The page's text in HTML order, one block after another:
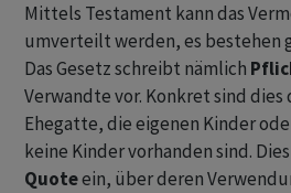
Mittels Testament kann das
umverteilt werden, es bestehen
Das Gesetz schreibt nämlich
Verwandte vor. Konkret sind
Ehegatte, die eigenen Kinder
keine Kinder vorhanden sind.
Quoteein, über deren